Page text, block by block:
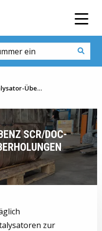
Mehr Mercedes-Benz SCR/DOC-Katalysator-Überholungen
SCR/DOC-
zur